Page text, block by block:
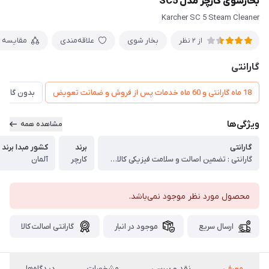
Karcher SC 5 Steam Cleaner
از 2 نظر بخار شوی علاقه‌مندی مقایسه
گارانتی
18 ماه گارانتی و 60 ماه خدمات پس از فروش و ضمانت تعویض بدون
ویژگی‌ها مشاهده همه
گارانتی
گارانتی : تضمین اصالت و سلامت فیزیکی کالا (اورجینال)
برند
کارچر
کشور مبدا برند
آلمان
محصول مورد نظر موجود نمی‌باشد.
ارسال سریع موجود در انبار گارانتی اصالت کالا